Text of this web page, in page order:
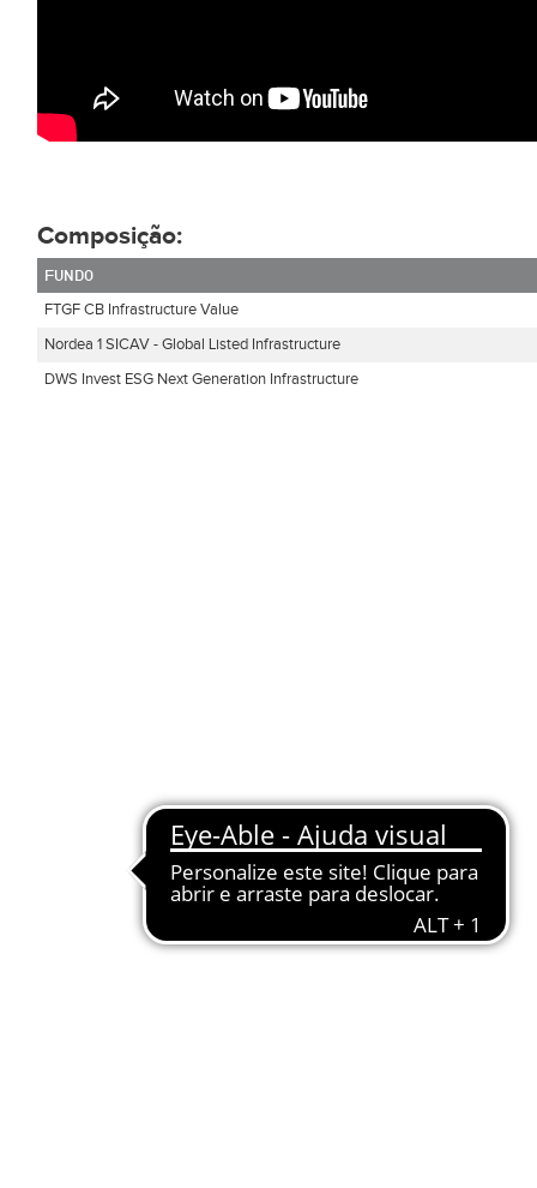
Composição:
FUNDO
FTGF CB Infrastructure Value
Nordea 1 SICAV - Global Listed Infrastructure
DWS Invest ESG Next Generation Infrastructure